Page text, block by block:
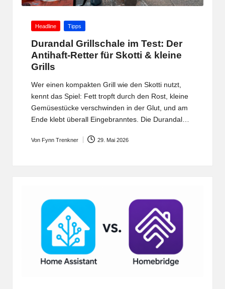
Posted
Headline Tipps
Durandal Grillschale im Test: Der
Antihaft-Retter für Skotti & kleine
Grills
Wer einen kompakten Grill wie den Skotti nutzt,
kennt das Spiel: Fett tropft durch den Rost, kleine
Gemüsestücke verschwinden in der Glut, und am
Ende klebt überall Eingebranntes. Die Durandal…
Posted
Von Fynn Trenkner 29. Mai 2026